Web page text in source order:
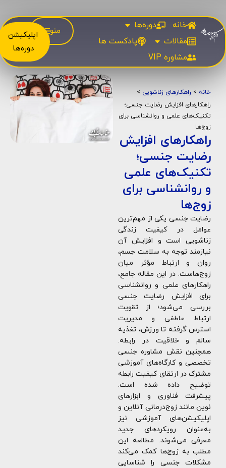
خانه
دوره‌ها
مقالات
پادکست ها
مشاوره‌ VIP
منو
اپلیکیشن
دوره‌ها
خانه > راهکارهای زناشویی >
راهکارهای افزایش رضایت جنسی؛
تکنیک‌های علمی و روانشناسی برای
زوج‌ها
راهکارهای افزایش
رضایت جنسی؛
تکنیک‌های علمی
و روانشناسی برای
زوج‌ها
رضایت جنسی یکی از مهم‌ترین
عوامل در کیفیت زندگی
زناشویی است و افزایش آن
نیازمند توجه به سلامت جسم،
روان و ارتباط مؤثر میان
زوج‌هاست. در این مقاله جامع،
راهکارهای علمی و روانشناسی
برای افزایش رضایت جنسی
بررسی می‌شود؛ از تقویت
ارتباط عاطفی و مدیریت
استرس گرفته تا ورزش، تغذیه
سالم و خلاقیت در رابطه.
همچنین نقش مشاوره جنسی
تخصصی و کارگاه‌های آموزشی
مشترک در ارتقای کیفیت رابطه
توضیح داده شده است.
پیشرفت فناوری و ابزارهای
نوین مانند زوج‌درمانی آنلاین و
اپلیکیشن‌های آموزشی نیز
به‌عنوان رویکردهای جدید
معرفی می‌شوند. مطالعه این
مطلب به زوج‌ها کمک می‌کند
مشکلات جنسی را شناسایی